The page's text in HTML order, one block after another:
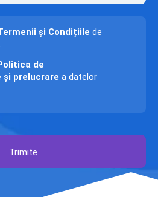
și Condițiile de
de
prelucrare a datelor
Trimite